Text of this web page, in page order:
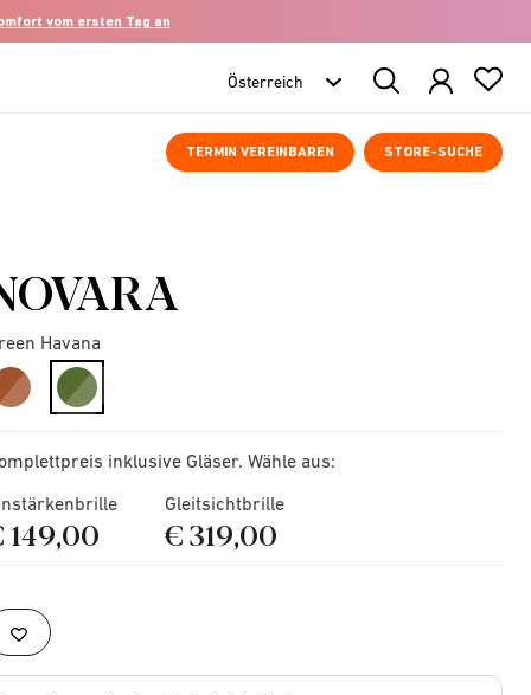
vom ersten Tag an
Search
Products
TERMIN VEREINBAREN STORE-SUCHE
Havana
selected
inklusive Gläser. Wähle aus:
149,00
Gleitsichtbrille
€ 319,00